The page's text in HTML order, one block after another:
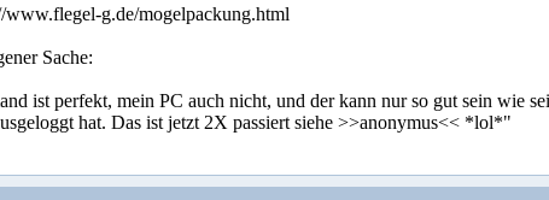
www.flegel-g.de/mogelpackung.html
Sache:
ist perfekt, mein PC auch nicht, und der kann nur so gut sein wie
hat. Das ist jetzt 2X passiert siehe >>anonymus<< *lol*"